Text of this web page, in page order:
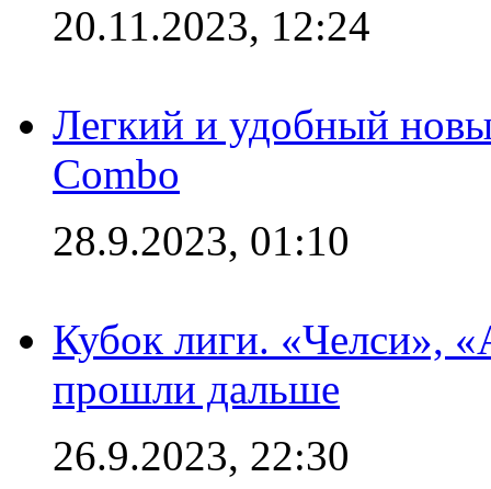
20.11.2023, 12:24
Легкий и удобный
Combo
28.9.2023, 01:10
Кубок лиги. «Челси»,
прошли дальше
26.9.2023, 22:30